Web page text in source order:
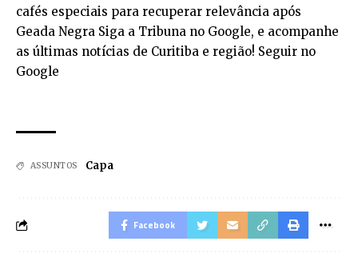
cafés especiais para recuperar relevância após
Geada Negra Siga a Tribuna no Google, e acompanhe
as últimas notícias de Curitiba e região! Seguir no
Google
ASSUNTOS Capa
Facebook